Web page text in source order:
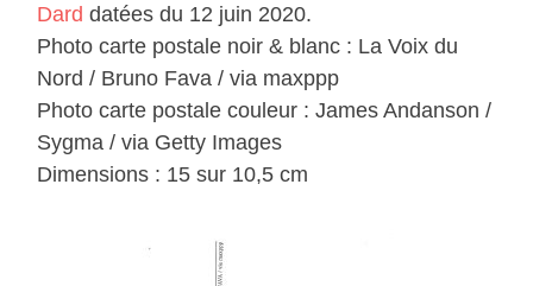
Dard datées du 12 juin 2020.
Photo carte postale noir & blanc : La Voix du
Nord / Bruno Fava / via maxppp
Photo carte postale couleur : James Andanson /
Sygma / via Getty Images
Dimensions : 15 sur 10,5 cm